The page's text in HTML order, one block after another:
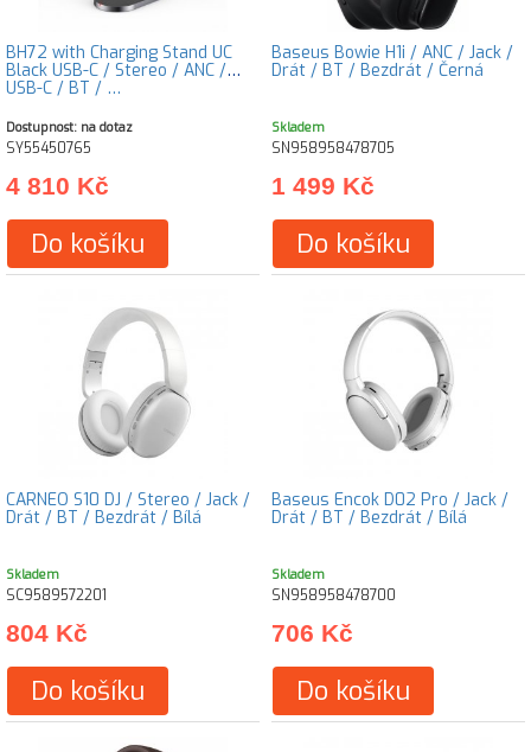
BH72 with Charging Stand UC
Black USB-C / Stereo / ANC /
USB-C / BT / …
Dostupnost: na dotaz
SY55450765
4 810 Kč
Do košíku
Baseus Bowie H1i / ANC / Jack /
Drát / BT / Bezdrát / Černá
Skladem
SN958958478705
1 499 Kč
Do košíku
CARNEO S10 DJ / Stereo / Jack /
Drát / BT / Bezdrát / Bílá
Skladem
SC9589572201
804 Kč
Do košíku
Baseus Encok D02 Pro / Jack /
Drát / BT / Bezdrát / Bílá
Skladem
SN958958478700
706 Kč
Do košíku